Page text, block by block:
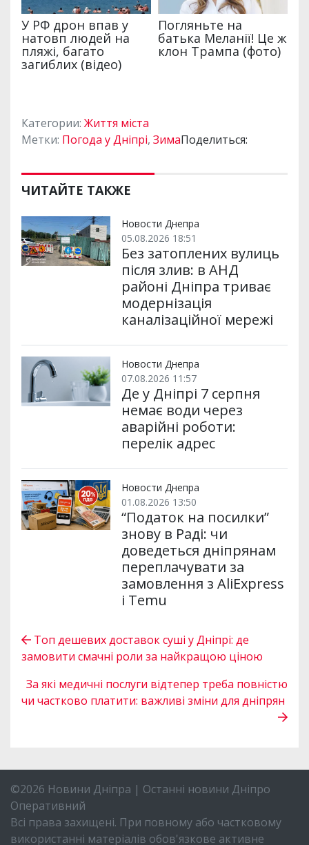
Категории: Життя міста
Метки: Погода у Дніпрі, ЗимаПоделиться:
ЧИТАЙТЕ ТАКЖЕ
Новости Днепра
05.08.2026 18:51
Без затоплених вулиць
після злив: в АНД
районі Дніпра триває
модернізація
каналізаційної мережі
Новости Днепра
07.08.2026 11:57
Де у Дніпрі 7 серпня
немає води через
аварійні роботи:
перелік адрес
Новости Днепра
01.08.2026 13:50
“Податок на посилки”
знову в Раді: чи
доведеться дніпрянам
переплачувати за
замовлення з AliExpress
і Temu
Топ дешевих доставок суші у Дніпрі: де
замовити смачні роли за найкращою ціною
За які медичні послуги відтепер треба повністю
чи частково платити: важливі зміни для дніпрян
©2026 Новини Дніпра | Останні новини Дніпро
Оперативний
Всі права захищені. При повному або частковому
використанні матеріалів обов'язкове активне